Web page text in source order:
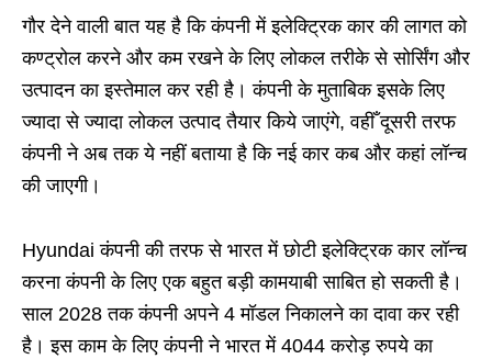
गौर देने वाली बात यह है कि कंपनी में इलेक्ट्रिक कार की लागत को
कण्ट्रोल करने और कम रखने के लिए लोकल तरीके से सोर्सिंग और
उत्पादन का इस्तेमाल कर रही है। कंपनी के मुताबिक इसके लिए
ज्यादा से ज्यादा लोकल उत्पाद तैयार किये जाएंगे, वहीँ दूसरी तरफ
कंपनी ने अब तक ये नहीं बताया है कि नई कार कब और कहां लॉन्च
की जाएगी।
Hyundai कंपनी की तरफ से भारत में छोटी इलेक्ट्रिक कार लॉन्च
करना कंपनी के लिए एक बहुत बड़ी कामयाबी साबित हो सकती है।
साल 2028 तक कंपनी अपने 4 मॉडल निकालने का दावा कर रही
है। इस काम के लिए कंपनी ने भारत में 4044 करोड़ रुपये का